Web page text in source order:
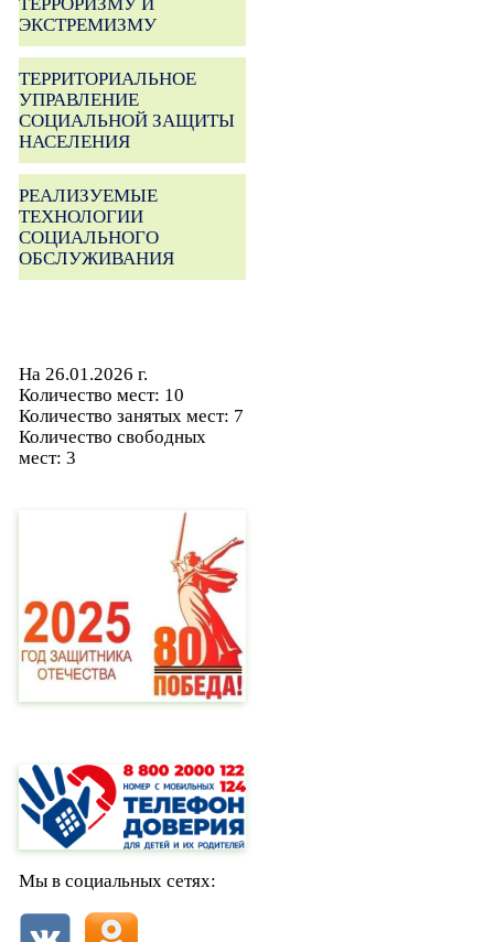
ЭКСТРЕМИЗМУ
ТЕРРИТОРИАЛЬНОЕ
УПРАВЛЕНИЕ
СОЦИАЛЬНОЙ ЗАЩИТЫ
НАСЕЛЕНИЯ
РЕАЛИЗУЕМЫЕ
ТЕХНОЛОГИИ
СОЦИАЛЬНОГО
ОБСЛУЖИВАНИЯ
На 26.01.2026 г.
Количество мест: 10
Количество занятых мест: 7
Количество свободных
мест: 3
Мы в социальных сетях: